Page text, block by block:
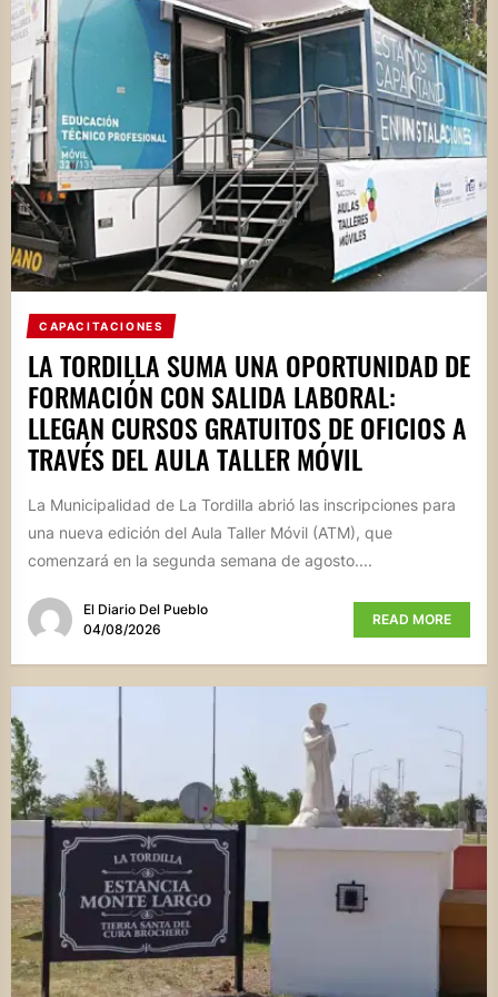
CAPACITACIONES
LA TORDILLA SUMA UNA OPORTUNIDAD DE
FORMACIÓN CON SALIDA LABORAL:
LLEGAN CURSOS GRATUITOS DE OFICIOS A
TRAVÉS DEL AULA TALLER MÓVIL
La Municipalidad de La Tordilla abrió las inscripciones para
una nueva edición del Aula Taller Móvil (ATM), que
comenzará en la segunda semana de agosto....
El Diario Del Pueblo
04/08/2026
READ MORE